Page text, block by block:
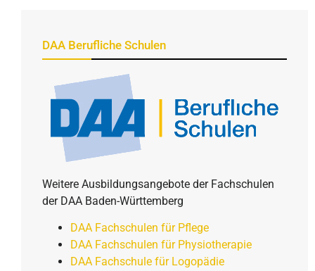
DAA Berufliche Schulen
Weitere Ausbildungsangebote der Fachschulen
der DAA Baden-Württemberg
DAA Fachschulen für Pflege
DAA Fachschulen für Physiotherapie
DAA Fachschule für Logopädie